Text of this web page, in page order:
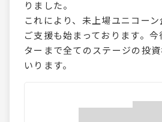
りました。
これにより、未上場ユニコー
ご支援も始まっております。
ターまで全てのステージの投
いります。